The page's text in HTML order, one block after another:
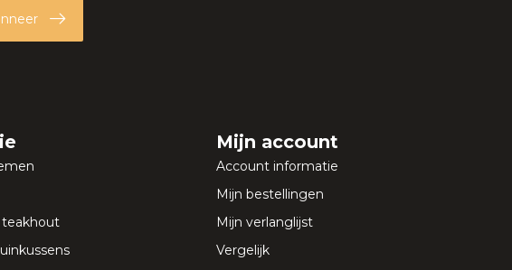
teakhout
Mijn account
Account informatie
Mijn bestellingen
Mijn verlanglijst
Vergelijk